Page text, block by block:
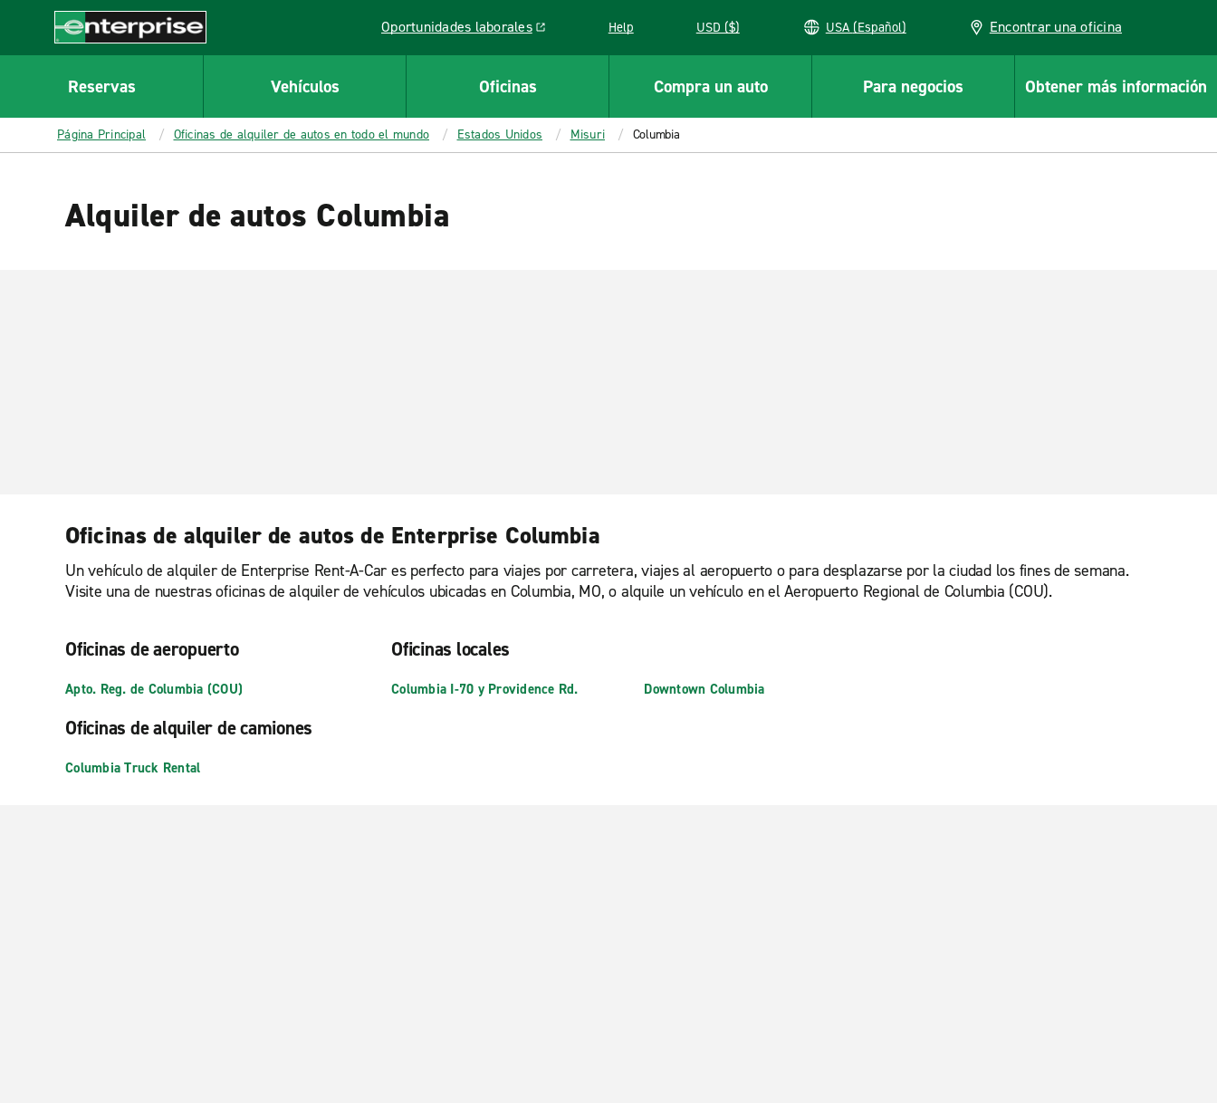
CONTENT
Enterprise
Oportunidades laborales
Link opens in a new window Help USD ($) USA (Español) Encontrar una oficina
Reservas Vehículos Oficinas Compra un auto Para negocios Obtener más información
Página Principal Oficinas de alquiler de autos en todo el mundo Estados Unidos Misuri Columbia
Alquiler de autos Columbia
Oficinas de alquiler de autos de Enterprise Columbia
Un vehículo de alquiler de Enterprise Rent-A-Car es perfecto para viajes por carretera, viajes al aeropuerto o para desplazarse por la ciudad los fines de semana.
Visite una de nuestras oficinas de alquiler de vehículos ubicadas en Columbia, MO, o alquile un vehículo en el Aeropuerto Regional de Columbia (COU).
Oficinas de aeropuerto
Apto. Reg. de Columbia (COU)
Oficinas de alquiler de camiones
Columbia Truck Rental
Oficinas locales
Columbia I-70 y Providence Rd. Downtown Columbia